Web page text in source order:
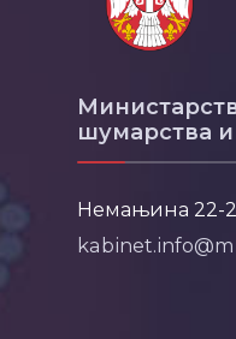
шумарства
Немањина 22-